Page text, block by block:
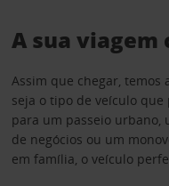
A sua viagem
Assim que chegar,
seja o tipo de veículo
para um passeio urbano,
de negócios ou um
em família, o veículo